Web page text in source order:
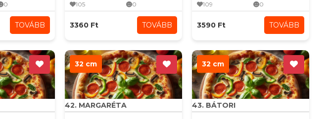
0
TOVÁBB
105 0
3360 Ft TOVÁBB
109 0
3590 Ft TOVÁBB
32 cm
42. MARGARÉTA
32 cm
43. BÁTORI